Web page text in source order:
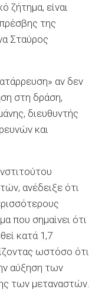
ζήτημα, είναι
της
Σταύρος
αν δεν
στη δράση,
διευθυντής
και
ανέδειξε ότι
που σημαίνει ότι
κατά 1,7
ωστόσο ότι
αύξηση των
των μεταναστών.